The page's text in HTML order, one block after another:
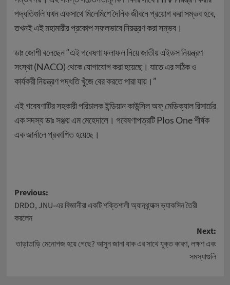
পদ্ধতিগুলি যখন একসাথে মিলেমিশে দৈনিক জীবনে প্রয়োগ করা সম্ভব হবে,
তখনই এই মহামারীর প্রকোপ সফলভাবে নিয়ন্ত্রণ করা সম্ভব।
ডাঃ জোশী বলেছেন “এই গবেষণা ফলাফল নিয়ে জাতীয় এইডস নিয়ন্ত্রণ
সংস্থা (NACO) থেকে যোগাযোগ করা হয়েছে। যাতে এর সঠিক ও
কার্যকরী নিয়ন্ত্রণ পদ্ধতি খুঁজে বের করতে পারা যায়।”
এই গবেষণাটির সহকারী পরিচালক ইন্ডিয়ান কাউন্সিল অফ্ মেডিক্যাল রিসার্চের
এক সদস্য ডাঃ সঞ্জয় এম মেহেদালে। গবেষণাপত্রটি Plos One শীর্ষক
এক জার্নালে প্রকাশিত হয়েছে।
Post
navigation
Previous:
DRDO, JNU-এর বিজ্ঞানীরা একটি শক্তিশালী অ্যানথ্র্যাক্স ভ্যাকসিন তৈরী
করলেন
Next:
তাড়াতাড়ি মেনোপজ হয়ে গেছে? আসুন জানা যাক এর সাথে যুক্ত কারণ, লক্ষণ এবং
সমস্যাগুলি